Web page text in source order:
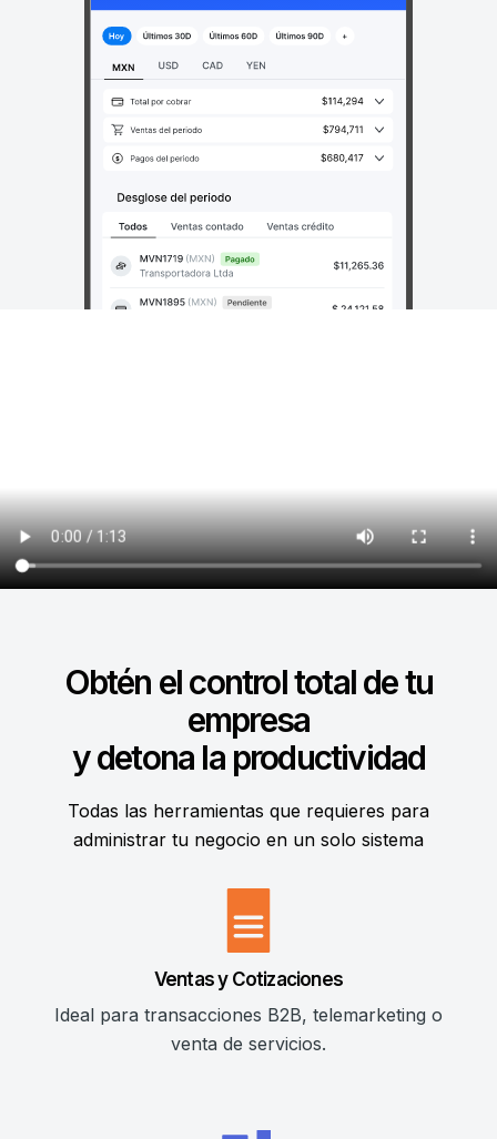
Obtén el control total de tu
empresa
y detona la productividad
Todas las herramientas que requieres para
administrar tu negocio en un solo sistema
Ventas y Cotizaciones
Ideal para transacciones B2B, telemarketing o
venta de servicios.